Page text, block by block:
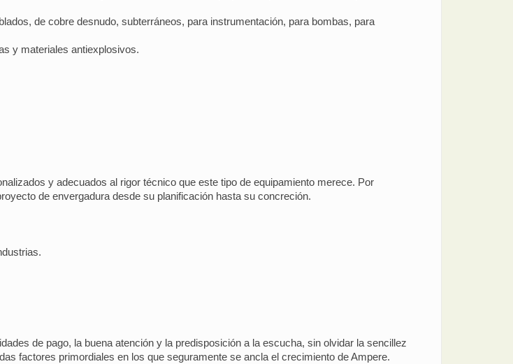
de cobre desnudo, subterráneos, para instrumentación, para bombas, para
y materiales antiexplosivos.
y adecuados al rigor técnico que este tipo de equipamiento merece. Por
de envergadura desde su planificación hasta su concreción.
de pago, la buena atención y la predisposición a la escucha, sin olvidar la sencillez
factores primordiales en los que seguramente se ancla el crecimiento de Ampere.